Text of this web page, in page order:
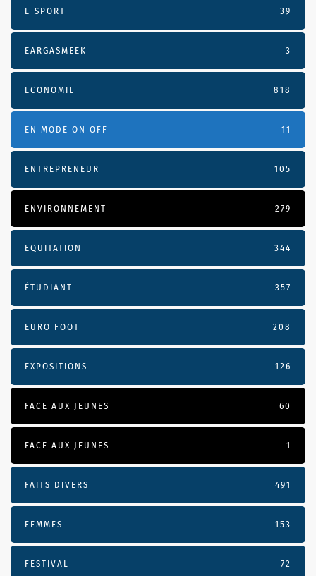
E-SPORT 39
EARGASMEEK 3
ECONOMIE 818
EN MODE ON OFF 11
ENTREPRENEUR 105
ENVIRONNEMENT 279
EQUITATION 344
ÉTUDIANT 357
EURO FOOT 208
EXPOSITIONS 126
FACE AUX JEUNES 60
FACE AUX JEUNES 1
FAITS DIVERS 491
FEMMES 153
FESTIVAL 72